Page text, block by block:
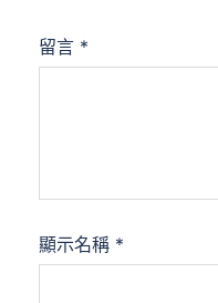
留言 *
顯示名稱 *